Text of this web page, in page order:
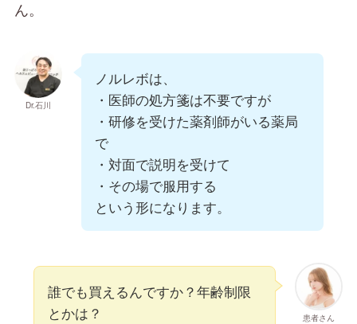
ん。
Dr.石川
ノルレボは、
・医師の処方箋は不要ですが
・研修を受けた薬剤師がいる薬局
で
・対面で説明を受けて
・その場で服用する
という形になります。
患者さん
誰でも買えるんですか？年齢制限
とかは？